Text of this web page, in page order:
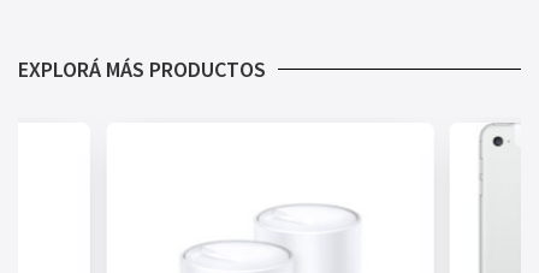
EXPLORÁ MÁS PRODUCTOS